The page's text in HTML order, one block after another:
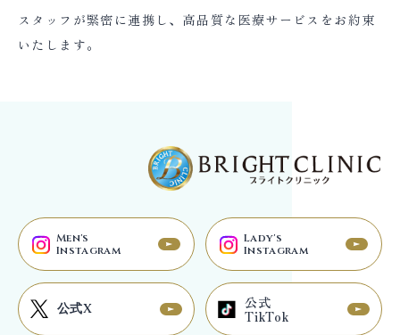
スタッフが緊密に連携し、高品質な医療サービスをお約束
いたします。
Men's
Instagram
Lady's
Instagram
公式X
公式
TikTok